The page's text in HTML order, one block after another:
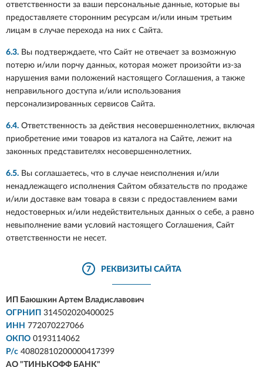
ответственности за ваши персональные данные, которые вы
предоставляете сторонним ресурсам и/или иным третьим
лицам в случае перехода на них с Сайта.
6.3. Вы подтверждаете, что Сайт не отвечает за возможную
потерю и/или порчу данных, которая может произойти из-за
нарушения вами положений настоящего Соглашения, а также
неправильного доступа и/или использования
персонализированных сервисов Сайта.
6.4. Ответственность за действия несовершеннолетних, включая
приобретение ими товаров из каталога на Сайте, лежит на
законных представителях несовершеннолетних.
6.5. Вы соглашаетесь, что в случае неисполнения и/или
ненадлежащего исполнения Сайтом обязательств по продаже
и/или доставке вам товара в связи с предоставлением вами
недостоверных и/или недействительных данных о себе, а равно
невыполнение вами условий настоящего Соглашения, Сайт
ответственности не несет.
7 РЕКВИЗИТЫ САЙТА
ИП Баюшкин Артем Владиславович
ОГРНИП 314502020400025
ИНН 772070227066
ОКПО 0193114062
Р/с 40802810200000417399
АО "ТИНЬКОФФ БАНК"